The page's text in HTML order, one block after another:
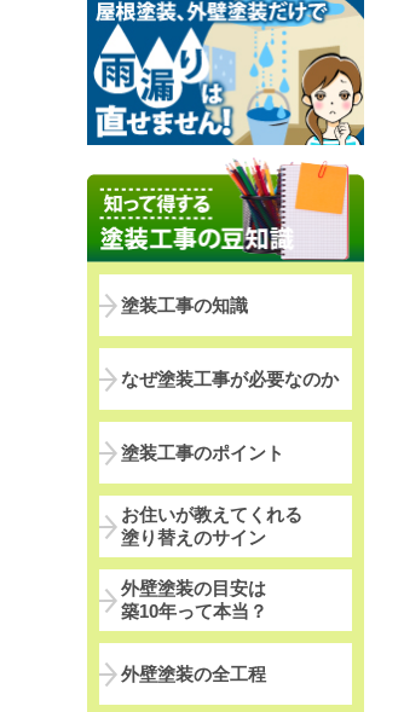
塗装工事の知識
なぜ塗装工事が必要なのか
塗装工事のポイント
お住いが教えてくれる
塗り替えのサイン
外壁塗装の目安は
築10年って本当？
外壁塗装の全工程